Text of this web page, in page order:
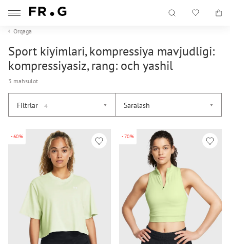
Orqaga
Sport kiyimlari, kompressiya mavjudligi:
kompressiyasiz, rang: och yashil
3 mahsulot
Filtrlar 4 Saralash
-60% -70%